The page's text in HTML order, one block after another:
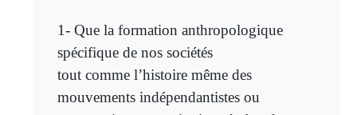
1- Que la formation anthropologique
spécifique de nos sociétés
tout comme l’histoire même des
mouvements indépendantistes ou